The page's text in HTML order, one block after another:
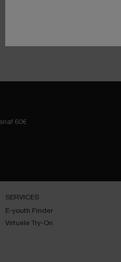
60€
SERVICES
E-youth Finder
Virtuele Try-On